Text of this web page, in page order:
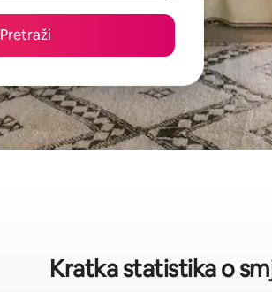
Pretraži
Kratka statistika o